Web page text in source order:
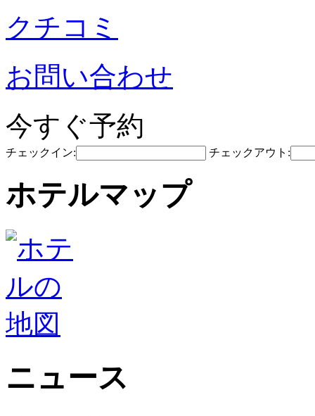
クチコミ
お問い合わせ
今すぐ予約
チェックイン: チェックアウト:
ホテルマップ
ニュース